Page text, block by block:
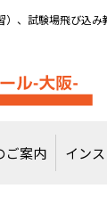
）、試験場飛び込み
ご案内 イン